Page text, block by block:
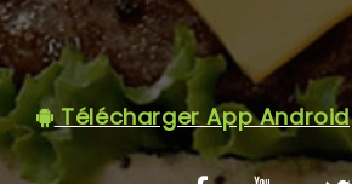
Télécharger App Android